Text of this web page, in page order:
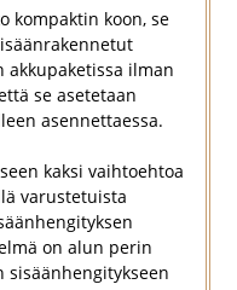
kompaktin koon, se
akkupaketissa ilman
se asetetaan
asennettaessa.
kaksi vaihtoehtoa
varustetuista
on alun perin